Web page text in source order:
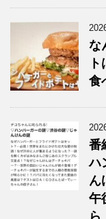
な
食
番
ハ
ん
午
ら